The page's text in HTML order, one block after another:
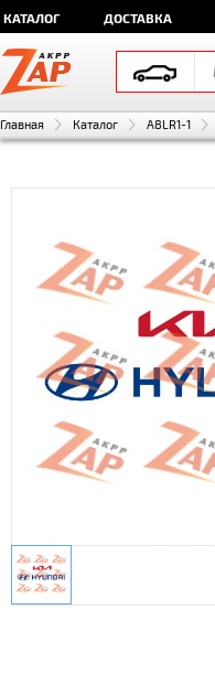
КАТАЛОГ ДОСТАВКА
Главная Каталог A8LR1-1